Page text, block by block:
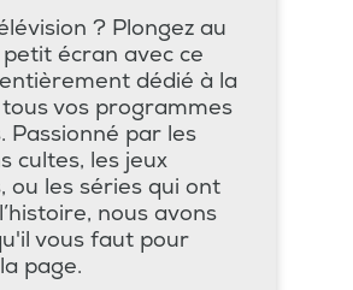
? Plongez au
écran avec ce
dédié à la
vos programmes
Passionné par les
cultes, les jeux
ou les séries qui ont
nous avons
vous faut pour
page.